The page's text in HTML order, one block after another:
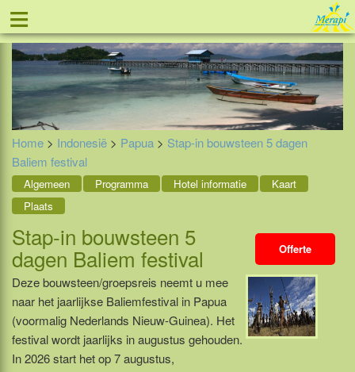
≡ Tel: 088 - 81 11 999
Home > Indonesië > Papua > Stap-in bouwsteen 5 dagen
Baliem festival
Algemeen Programma Hotel informatie
Kaart
Plaats
Offerte
Stap-in bouwsteen 5
dagen Baliem festival
Deze bouwsteen/groepsreis neemt u mee
naar het jaarlijkse Baliemfestival in Papua
(voormalig Nederlands Nieuw-Guinea). Het
festival wordt jaarlijks in augustus gehouden.
In 2026 start het op 7 augustus,